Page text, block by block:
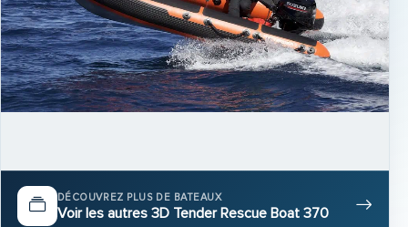
DÉCOUVREZ PLUS DE BATEAUX
Voir les autres 3D Tender Rescue Boat 370